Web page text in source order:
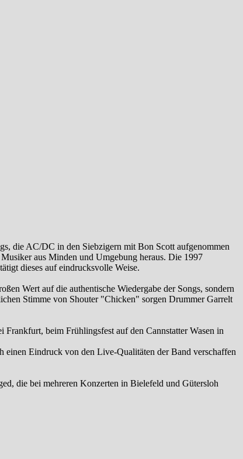
die AC/DC in den Siebzigern mit Bon Scott aufgenommen
aus Minden und Umgebung heraus. Die 1997
dieses auf eindrucksvolle Weise.
Wert auf die authentische Wiedergabe der Songs, sondern
Stimme von Shouter "Chicken" sorgen Drummer Garrelt
beim Frühlingsfest auf den Cannstatter Wasen in
Eindruck von den Live-Qualitäten der Band verschaffen
die bei mehreren Konzerten in Bielefeld und Gütersloh